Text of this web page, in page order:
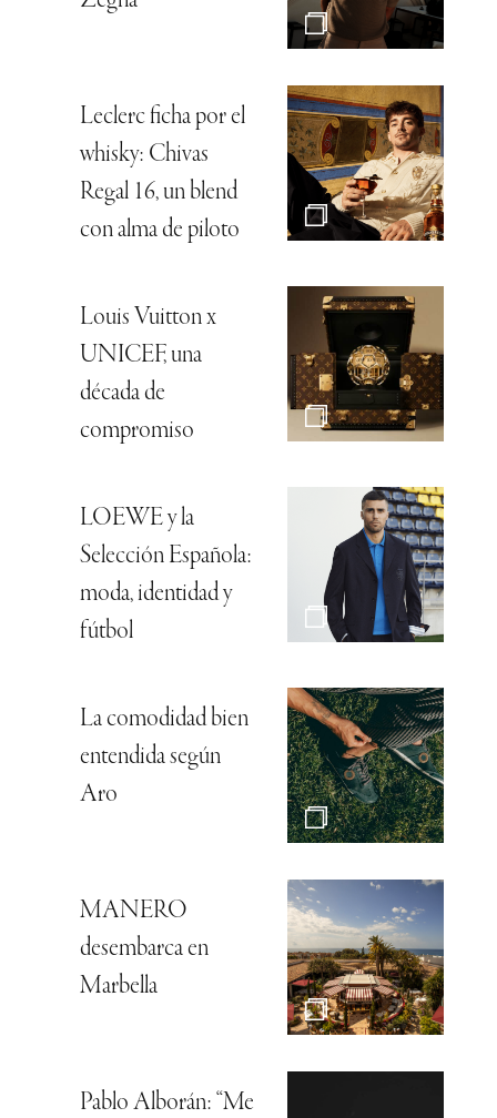
Leclerc ficha por el
whisky: Chivas
Regal 16, un blend
con alma de piloto
Louis Vuitton x
UNICEF, una
década de
compromiso
LOEWE y la
Selección Española:
moda, identidad y
fútbol
La comodidad bien
entendida según
Aro
MANERO
desembarca en
Marbella
Pablo Alborán: “Me